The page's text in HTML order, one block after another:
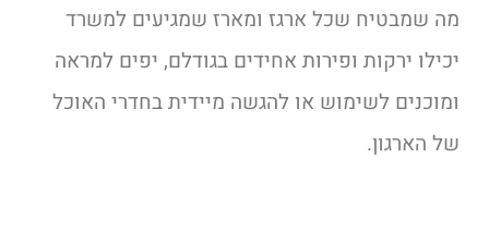
מה שמבטיח שכל ארגז ומארז שמגיעים למשרד
יכילו ירקות ופירות אחידים בגודלם, יפים למראה
ומוכנים לשימוש או להגשה מיידית בחדרי האוכל
של הארגון.